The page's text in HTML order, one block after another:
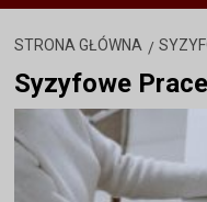
STRONA GŁÓWNA
Syzyfowe